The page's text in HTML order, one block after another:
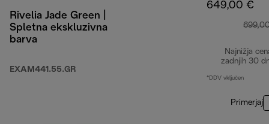
Rivelia Jade Green |
Spletna ekskluzivna
barva
EXAM441.55.GR
649,00 €
Najnižja
zadnjih 30
*DDV vključen
Primerjaj